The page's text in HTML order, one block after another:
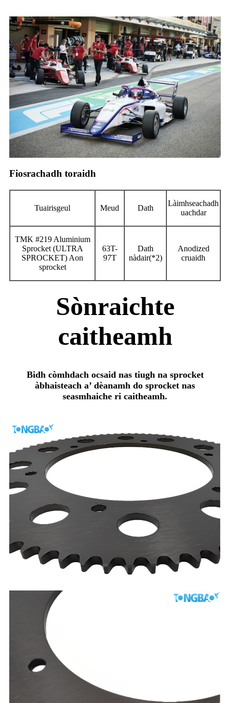
Fiosrachadh toraidh
Tuairisgeul Meud Dath
Làimhseachadh
uachdar
TMK #219 Aluminium
Sprocket (ULTRA
SPROCKET) Aon
sprocket
63T-
97T
Dath
nàdair(*2)
Anodized
cruaidh
Sònraichte
caitheamh
Bidh còmhdach ocsaid nas tiugh na sprocket
àbhaisteach a’ dèanamh do sprocket nas
seasmhaiche ri caitheamh.